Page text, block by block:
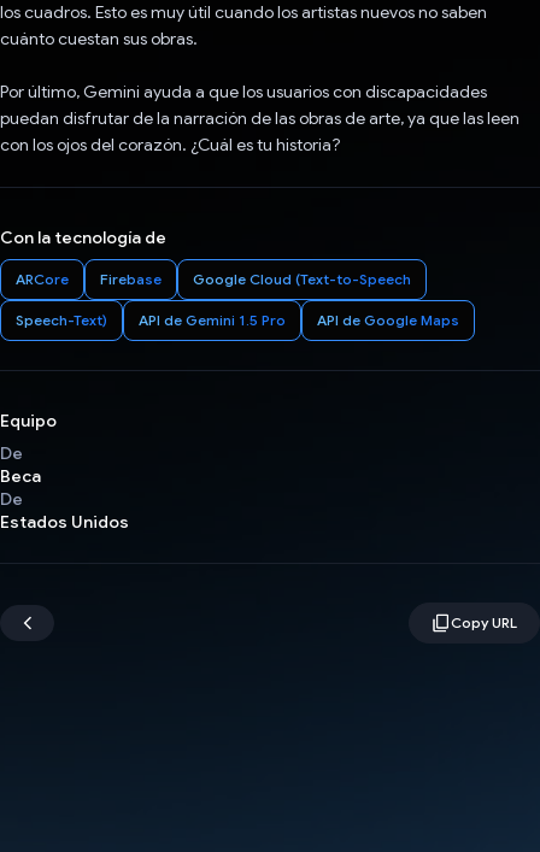
los cuadros. Esto es muy útil cuando los artistas nuevos no saben
cuánto cuestan sus obras.
Por último, Gemini ayuda a que los usuarios con discapacidades
puedan disfrutar de la narración de las obras de arte, ya que las leen
con los ojos del corazón. ¿Cuál es tu historia?
Con la tecnología de
ARCore Firebase Google Cloud (Text-to-Speech
Speech-Text) API de Gemini 1.5 Pro API de Google Maps
Equipo
De
Beca
De
Estados Unidos